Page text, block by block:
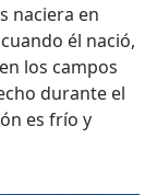
naciera en
él nació,
los campos
durante el
es frío y